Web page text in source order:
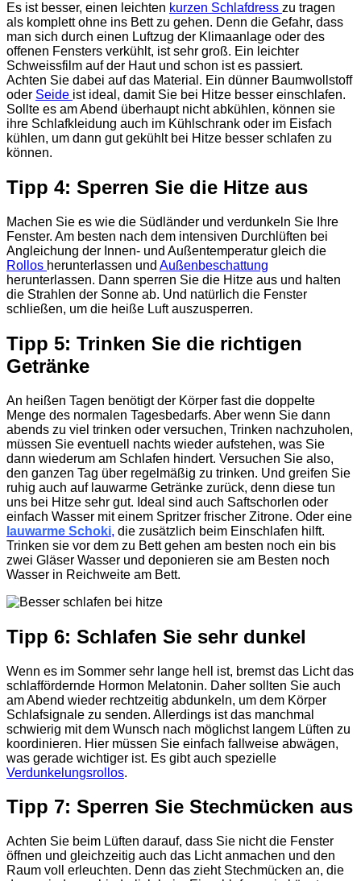
Es ist besser, einen leichten kurzen Schlafdress zu tragen
als komplett ohne ins Bett zu gehen. Denn die Gefahr, dass
man sich durch einen Luftzug der Klimaanlage oder des
offenen Fensters verkühlt, ist sehr groß. Ein leichter
Schweissfilm auf der Haut und schon ist es passiert.
Achten Sie dabei auf das Material. Ein dünner Baumwollstoff
oder Seide ist ideal, damit Sie bei Hitze besser einschlafen.
Sollte es am Abend überhaupt nicht abkühlen, können sie
ihre Schlafkleidung auch im Kühlschrank oder im Eisfach
kühlen, um dann gut gekühlt bei Hitze besser schlafen zu
können.
Tipp 4: Sperren Sie die Hitze aus
Machen Sie es wie die Südländer und verdunkeln Sie Ihre
Fenster. Am besten nach dem intensiven Durchlüften bei
Angleichung der Innen- und Außentemperatur gleich die
Rollos herunterlassen und Außenbeschattung
herunterlassen. Dann sperren Sie die Hitze aus und halten
die Strahlen der Sonne ab. Und natürlich die Fenster
schließen, um die heiße Luft auszusperren.
Tipp 5: Trinken Sie die richtigen
Getränke
An heißen Tagen benötigt der Körper fast die doppelte
Menge des normalen Tagesbedarfs. Aber wenn Sie dann
abends zu viel trinken oder versuchen, Trinken nachzuholen,
müssen Sie eventuell nachts wieder aufstehen, was Sie
dann wiederum am Schlafen hindert. Versuchen Sie also,
den ganzen Tag über regelmäßig zu trinken. Und greifen Sie
ruhig auch auf lauwarme Getränke zurück, denn diese tun
uns bei Hitze sehr gut. Ideal sind auch Saftschorlen oder
einfach Wasser mit einem Spritzer frischer Zitrone. Oder eine
lauwarme Schoki, die zusätzlich beim Einschlafen hilft.
Trinken sie vor dem zu Bett gehen am besten noch ein bis
zwei Gläser Wasser und deponieren sie am Besten noch
Wasser in Reichweite am Bett.
Tipp 6: Schlafen Sie sehr dunkel
Wenn es im Sommer sehr lange hell ist, bremst das Licht das
schlaffördernde Hormon Melatonin. Daher sollten Sie auch
am Abend wieder rechtzeitig abdunkeln, um dem Körper
Schlafsignale zu senden. Allerdings ist das manchmal
schwierig mit dem Wunsch nach möglichst langem Lüften zu
koordinieren. Hier müssen Sie einfach fallweise abwägen,
was gerade wichtiger ist. Es gibt auch spezielle
Verdunkelungsrollos.
Tipp 7: Sperren Sie Stechmücken aus
Achten Sie beim Lüften darauf, dass Sie nicht die Fenster
öffnen und gleichzeitig auch das Licht anmachen und den
Raum voll erleuchten. Denn das zieht Stechmücken an, die